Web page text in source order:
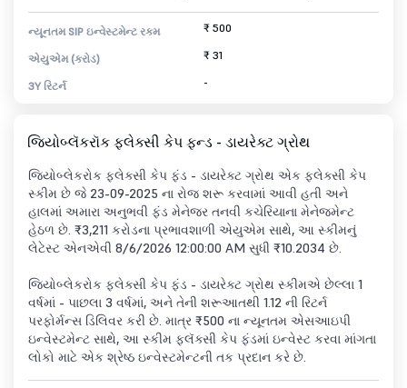
ન્યૂનતમ SIP ઇન્વેસ્ટમેન્ટ રકમ ₹ 500
એયુએમ (કરોડ) ₹ 31
3Y રિટર્ન -
જિયોબ્લૅકરૉક ફ્લેક્સી કેપ ફન્ડ - ડાયરેક્ટ ગ્રોથ
જિયોબ્લેકરોક ફ્લેક્સી કેપ ફંડ - ડાયરેક્ટ ગ્રોથ એક ફ્લેક્સી કેપ
સ્કીમ છે જે 23-09-2025 ના રોજ શરૂ કરવામાં આવી હતી અને
હાલમાં અમારા અનુભવી ફંડ મેનેજર તનવી કચેરિયાના મેનેજમેન્ટ
હેઠળ છે. ₹3,211 કરોડના પ્રભાવશાળી એયુએમ સાથે, આ સ્કીમનું
લેટેસ્ટ એનએવી 8/6/2026 12:00:00 AM સુધી ₹10.2034 છે.
જિયોબ્લેકરોક ફ્લેક્સી કેપ ફંડ - ડાયરેક્ટ ગ્રોથ સ્કીમએ છેલ્લા 1
વર્ષમાં - પાછલા 3 વર્ષમાં, અને તેની શરૂઆતથી 1.12 ની રિટર્ન
પરફોર્મન્સ ડિલિવર કરી છે. માત્ર ₹500 ના ન્યૂનતમ એસઆઇપી
ઇન્વેસ્ટમેન્ટ સાથે, આ સ્કીમ ફ્લૅક્સી કેપ ફંડમાં ઇન્વેસ્ટ કરવા માંગતા
લોકો માટે એક શ્રેષ્ઠ ઇન્વેસ્ટમેન્ટની તક પ્રદાન કરે છે.